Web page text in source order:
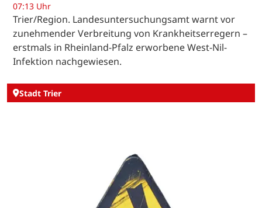
07:13 Uhr
Trier/Region. Landesuntersuchungsamt warnt vor
zunehmender Verbreitung von Krankheitserregern –
erstmals in Rheinland-Pfalz erworbene West-Nil-
Infektion nachgewiesen.
Stadt Trier